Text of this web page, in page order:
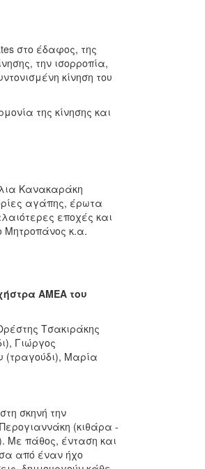
στο έδαφος, της
την ισορροπία,
κίνηση του
της κίνησης και
Κανακαράκη
αγάπης, έρωτα
εποχές και
Μητροπάνος κ.α.
ΑΜΕΑ του
Τσακιράκης
Γιώργος
(τραγούδι), Μαρία
σκηνή την
(κιθάρα -
Με πάθος, ένταση και
από έναν ήχο